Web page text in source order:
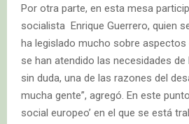
Por otra parte, en esta mesa
socialista Enrique Guerrero, quien
ha legislado mucho sobre
se han atendido las necesidades de
sin duda, una de las razones del
mucha gente”, agregó. En este
social europeo’ en el que se está